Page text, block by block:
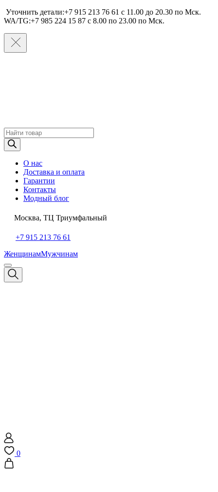
Уточнить детали:+7 915 213 76 61 c 11.00 до 20.30 по Мcк.
WA/TG:+7 985 224 15 87 c 8.00 по 23.00 по Мcк.
Поиск
товаров
О нас
Доставка и оплата
Гарантии
Контакты
Модный блог
Москва, ТЦ Триумфальный
+7 915 213 76 61
ЖенщинамМужчинам
0